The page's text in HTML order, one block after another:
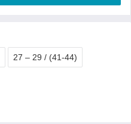
27 – 29 / (41-44)